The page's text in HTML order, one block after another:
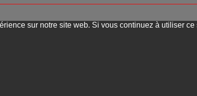
sur notre site web. Si vous continuez à utiliser